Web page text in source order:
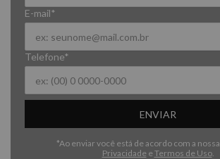
*Ao enviar você está de acordo com a nossa
Privacidade e Termos de Uso.
E-mail*
Telefone*
ENVIAR